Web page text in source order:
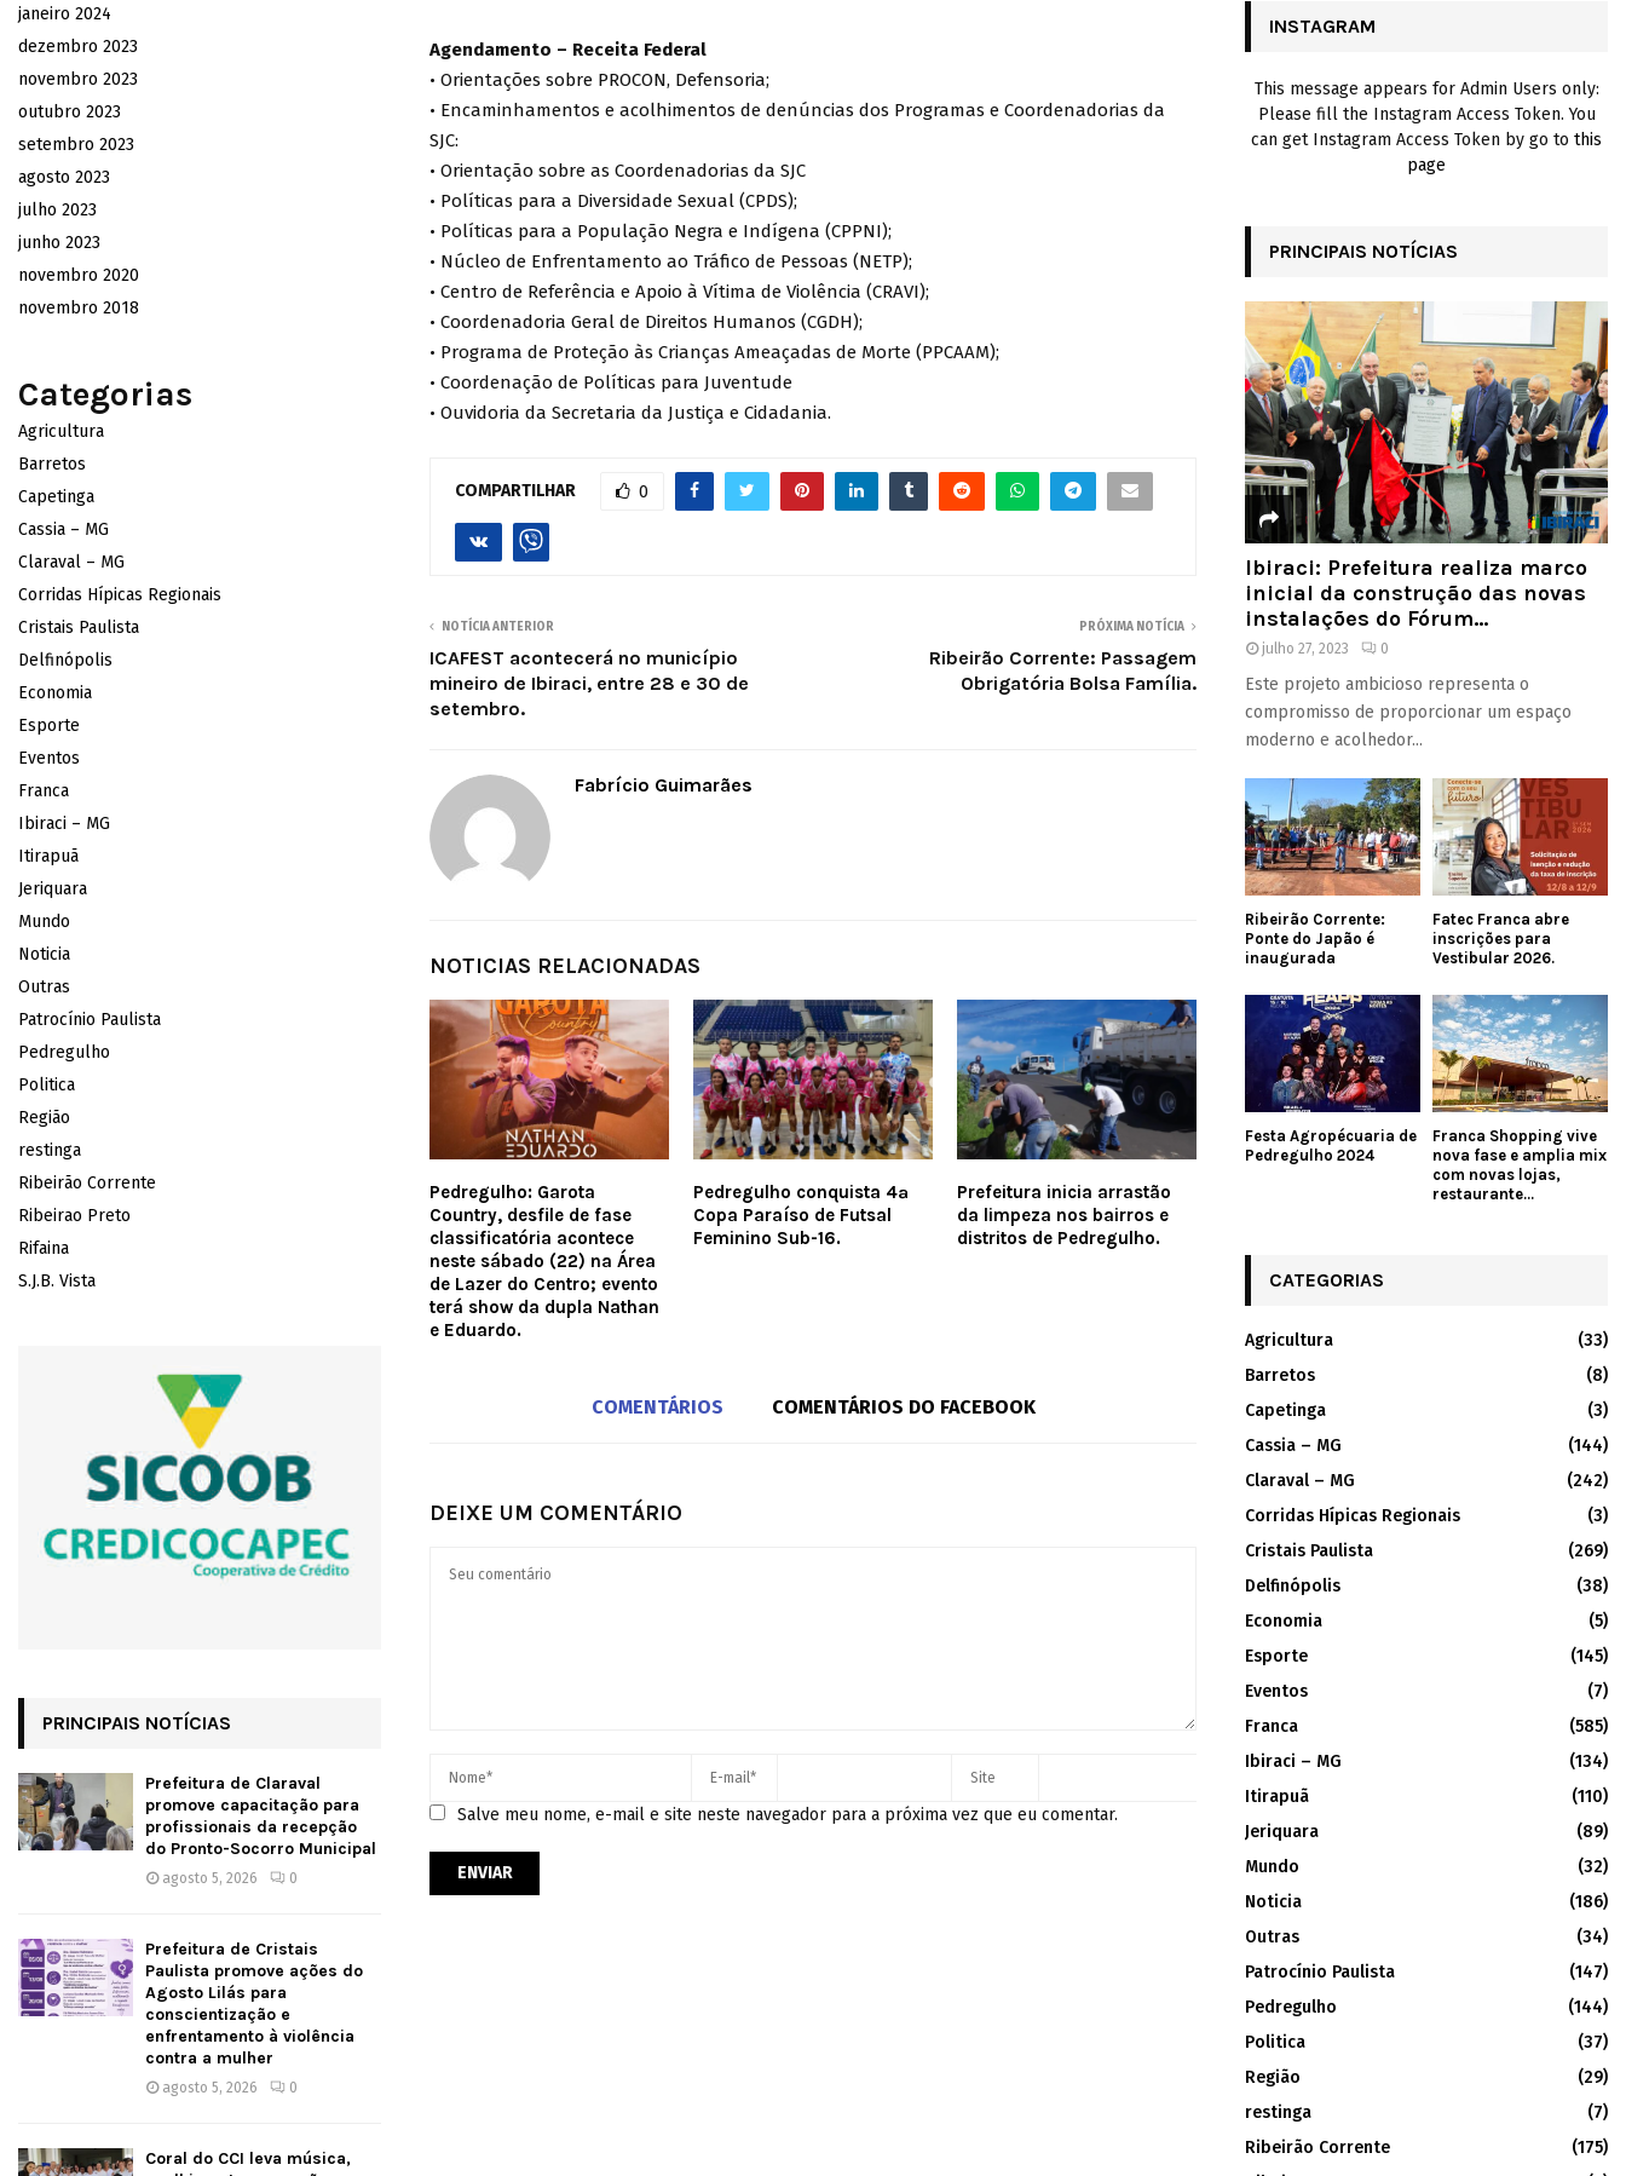
Agendamento – Receita Federal
• Orientações sobre PROCON, Defensoria;
• Encaminhamentos e acolhimentos de denúncias dos Programas e Coordenadorias da
SJC:
• Orientação sobre as Coordenadorias da SJC
• Políticas para a Diversidade Sexual (CPDS);
• Políticas para a População Negra e Indígena (CPPNI);
• Núcleo de Enfrentamento ao Tráfico de Pessoas (NETP);
• Centro de Referência e Apoio à Vítima de Violência (CRAVI);
• Coordenadoria Geral de Direitos Humanos (CGDH);
• Programa de Proteção às Crianças Ameaçadas de Morte (PPCAAM);
• Coordenação de Políticas para Juventude
• Ouvidoria da Secretaria da Justiça e Cidadania.
COMPARTILHAR 0
NOTÍCIA ANTERIOR
ICAFEST acontecerá no município
mineiro de Ibiraci, entre 28 e 30 de
setembro.
PRÓXIMA NOTÍCIA
Ribeirão Corrente: Passagem
Obrigatória Bolsa Família.
Fabrício Guimarães
NOTICIAS RELACIONADAS
Pedregulho: Garota
Country, desfile de fase
classificatória acontece
neste sábado (22) na Área
de Lazer do Centro; evento
terá show da dupla Nathan
e Eduardo.
Pedregulho conquista 4ª
Copa Paraíso de Futsal
Feminino Sub-16.
Prefeitura inicia arrastão
da limpeza nos bairros e
distritos de Pedregulho.
COMENTÁRIOS COMENTÁRIOS DO FACEBOOK
DEIXE UM COMENTÁRIO
Salve meu nome, e-mail e site neste navegador para a próxima vez que eu comentar.
janeiro 2024
dezembro 2023
novembro 2023
outubro 2023
setembro 2023
agosto 2023
julho 2023
junho 2023
novembro 2020
novembro 2018
Categorias
Agricultura
Barretos
Capetinga
Cassia – MG
Claraval – MG
Corridas Hípicas Regionais
Cristais Paulista
Delfinópolis
Economia
Esporte
Eventos
Franca
Ibiraci – MG
Itirapuã
Jeriquara
Mundo
Noticia
Outras
Patrocínio Paulista
Pedregulho
Politica
Região
restinga
Ribeirão Corrente
Ribeirao Preto
Rifaina
S.J.B. Vista
PRINCIPAIS NOTÍCIAS
Prefeitura de Claraval
promove capacitação para
profissionais da recepção
do Pronto-Socorro Municipal
agosto 5, 2026 0
Prefeitura de Cristais
Paulista promove ações do
Agosto Lilás para
conscientização e
enfrentamento à violência
contra a mulher
agosto 5, 2026 0
Coral do CCI leva música,
INSTAGRAM
This message appears for Admin Users only:
Please fill the Instagram Access Token. You
can get Instagram Access Token by go to this
page
PRINCIPAIS NOTÍCIAS
Ibiraci: Prefeitura realiza marco
inicial da construção das novas
instalações do Fórum...
julho 27, 2023 0
Este projeto ambicioso representa o
compromisso de proporcionar um espaço
moderno e acolhedor...
Ribeirão Corrente:
Ponte do Japão é
inaugurada
Fatec Franca abre
inscrições para
Vestibular 2026.
Festa Agropécuaria de
Pedregulho 2024
Franca Shopping vive
nova fase e amplia mix
com novas lojas,
restaurante...
CATEGORIAS
Agricultura
(33)
Barretos
(8)
Capetinga
(3)
Cassia – MG
(144)
Claraval – MG
(242)
Corridas Hípicas Regionais
(3)
Cristais Paulista
(269)
Delfinópolis
(38)
Economia
(5)
Esporte
(145)
Eventos
(7)
Franca
(585)
Ibiraci – MG
(134)
Itirapuã
(110)
Jeriquara
(89)
Mundo
(32)
Noticia
(186)
Outras
(34)
Patrocínio Paulista
(147)
Pedregulho
(144)
Politica
(37)
Região
(29)
restinga
(7)
Ribeirão Corrente
(175)